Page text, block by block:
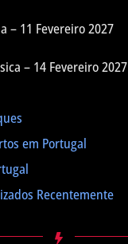
– 11 Fevereiro 2027
– 14 Fevereiro 2027
em Portugal
Recentemente